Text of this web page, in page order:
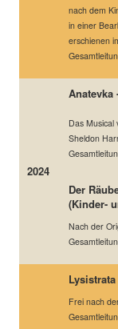
nach dem
in einer
erschienen
2024
Das Musical
Sheldon
Der
(Kinder-
Nach der
Frei nach